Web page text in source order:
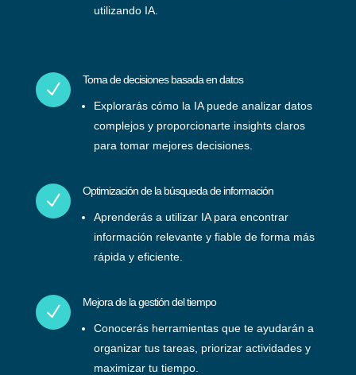
utilizando IA.
N Toma de decisiones basada en datos
Explorarás cómo la IA puede analizar datos
complejos y proporcionarte insights claros
para tomar mejores decisiones.
N Optimización de la búsqueda de información
Aprenderás a utilizar IA para encontrar
información relevante y fiable de forma más
rápida y eficiente.
N Mejora de la gestión del tiempo
Conocerás herramientas que te ayudarán a
organizar tus tareas, priorizar actividades y
maximizar tu tiempo.